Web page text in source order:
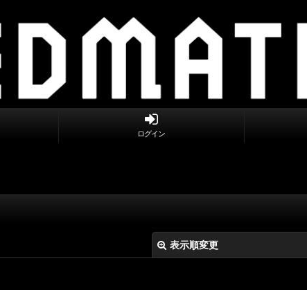
ログイン
表示順変更